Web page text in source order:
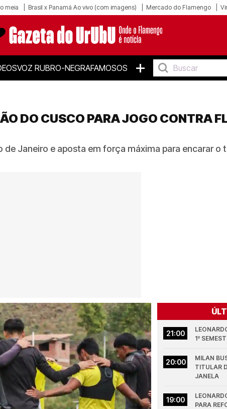
meia Brasil x Panamá Ao vivo (com imagens) Mercado do Flamengo
VOZ RUBRO-NEGRAFAMOSOS +
DO CUSCO PARA JOGO CONTRA
de Janeiro e aposta em força máxima para encarar o
21:00
1º
20:00
MILAN
TITULAR
JANELA
19:00
PARA